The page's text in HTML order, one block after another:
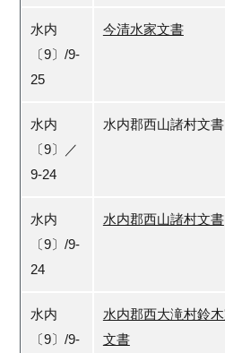
水内
〔9〕/9-
25
今清水家文書
水内
〔9〕／
9-24
水内郡西山諸村文書
水内
〔9〕/9-
24
水内郡西山諸村文書
水内
〔9〕/9-
水内郡西大滝村鈴
文書